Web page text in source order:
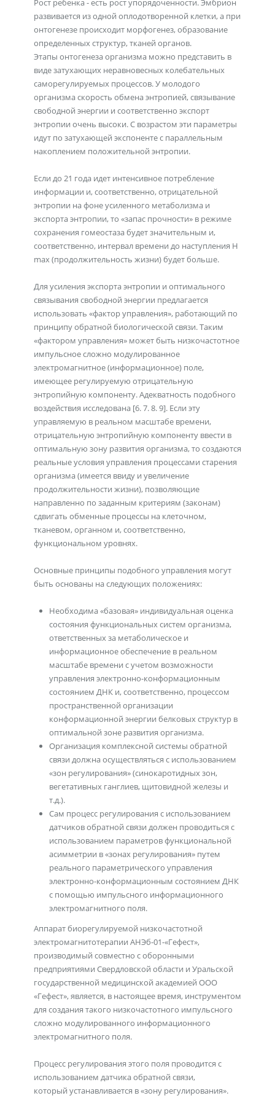
Рост ребенка - есть рост упорядоченности. Эмбрион
развивается из одной оплодотворенной клетки, а при
онтогенезе происходит морфогенез, образование
определенных структур, тканей органов.
Этапы онтогенеза организма можно представить в
виде затухающих неравновесных колебательных
саморегулируемых процессов. У молодого
организма скорость обмена энтропией, связывание
свободной энергии и соответственно экспорт
энтропии очень высоки. С возрастом эти параметры
идут по затухающей экспоненте с параллельным
накоплением положительной энтропии.
Если до 21 года идет интенсивное потребление
информации и, соответственно, отрицательной
энтропии на фоне усиленного метаболизма и
экспорта энтропии, то «запас прочности» в режиме
сохранения гомеостаза будет значительным и,
соответственно, интервал времени до наступления Н
max (продолжительность жизни) будет больше.
Для усиления экспорта энтропии и оптимального
связывания свободной энергии предлагается
использовать «фактор управления», работающий по
принципу обратной биологической связи. Таким
«фактором управления» может быть низкочастотное
импульсное сложно модулированное
электромагнитное (информационное) поле,
имеющее регулируемую отрицательную
энтропийную компоненту. Адекватность подобного
воздействия исследована [6. 7. 8. 9]. Если эту
управляемую в реальном масштабе времени,
отрицательную энтропийную компоненту ввести в
оптимальную зону развития организма, то создаются
реальные условия управления процессами старения
организма (имеется ввиду и увеличение
продолжительности жизни), позволяющие
направленно по заданным критериям (законам)
сдвигать обменные процессы на клеточном,
тканевом, органном и, соответственно,
функциональном уровнях.
Основные принципы подобного управления могут
быть основаны на следующих положениях:
Необходима «базовая» индивидуальная оценка
состояния функциональных систем организма,
ответственных за метаболическое и
информационное обеспечение в реальном
масштабе времени с учетом возможности
управления электронно-конформационным
состоянием ДНК и, соответственно, процессом
пространственной организации
конформационной энергии белковых структур в
оптимальной зоне развития организма.
Организация комплексной системы обратной
связи должна осуществляться с использованием
«зон регулирования» (синокаротидных зон,
вегетативных ганглиев, щитовидной железы и
т.д.).
Сам процесс регулирования с использованием
датчиков обратной связи должен проводиться с
использованием параметров функциональной
асимметрии в «зонах регулирования» путем
реального параметрического управления
электронно-конформационным состоянием ДНК
с помощью импульсного информационного
электромагнитного поля.
Аппарат биорегулируемой низкочастотной
электромагнитотерапии АНЭб-01-«Гефест»,
производимый совместно с оборонными
предприятиями Свердловской области и Уральской
государственной медицинской академией ООО
«Гефест», является, в настоящее время, инструментом
для создания такого низкочастотного импульсного
сложно модулированного информационного
электромагнитного поля.
Процесс регулирования этого поля проводится с
использованием датчика обратной связи,
который устанавливается в «зону регулирования».